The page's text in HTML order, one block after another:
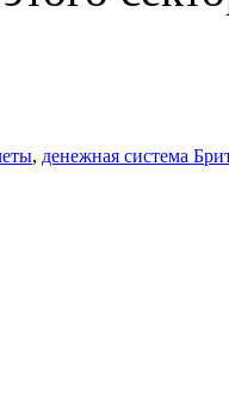
, денежная система